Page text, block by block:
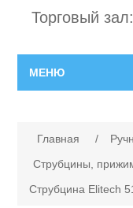
Торговый зал:
МЕНЮ
Главная /
Струбцины,
Струбцина Elitech